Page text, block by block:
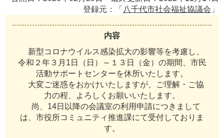
登録元：「 八千代市社会福祉協議会 」
内容
新型コ ロナウイ ルス感染拡大の影響等を考慮 し
令和 ２ 年３ 月 1 日 （ 日 ） ～ １ ３ 日 （金） の期 間 市民
活動サポー ト センターを休所いた し ま す。
大変ご迷惑をおかけいた し ま すが ご理解 ・ ご協
力の程 よ ろ し く お願いいた し ま す。
尚
14日 以 降の会議室の利 用 申請につき ま して
は
市役所コ ミ ュ ニテ ィ推進課にて受付してお り ま
す。